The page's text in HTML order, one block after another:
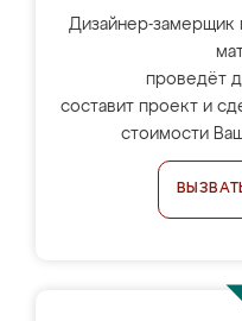
Дизайнер-замерщик
проведёт
составит проект и
стоимости